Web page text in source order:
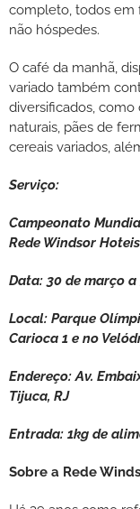
completo, todos em
não hóspedes.
O café da manhã,
variado também
diversificados,
naturais, pães de
cereais variados,
Serviço:
Campeonato
Rede Windsor Hoteis
Data: 30 de março
Local: Parque
Carioca 1 e no
Endereço: Av.
Tijuca, RJ
Entrada: 1kg de
Sobre a Rede